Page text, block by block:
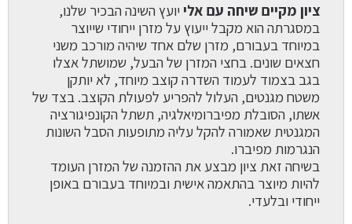
ציון מקיים שיחה עם אלייועץ השינה הבכיר שלנו,
במסגרתה הוא מקבל ייעוץ על מזרן ייחודי שייוצר
במיוחד בעבורם, מזרן שלם אחד שיהיה מורכב משני
חצאים שונים. בחצי המזרן של הבעל, שמושתל אצלו
בגב בצמוד לעמוד השדרה קוצב מיוחד, לא יותקן
משטח מגנטים, העלול להפריע לפעולת הקוצב. בצד של
אשתו, הסובלת מפיברומיאלגיה, תשתל הקונפיגורציה
המגנטית שאמורה להקל עליה מתופעות הסבל השונות
הנגרמות מפיברו.
בשיחה זאת ציון מבצע את ההזמנה של המזרן העומד
להיות מיוצר בהתאמה אישית ובמיוחד בעבורם באופן
ייחודי ובלעדי.